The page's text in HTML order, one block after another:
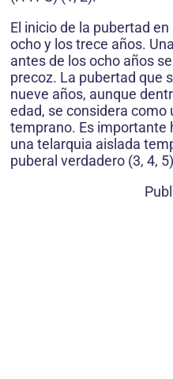
El inicio de la pubertad
ocho y los trece años.
antes de los ocho años
precoz. La pubertad que
nueve años, aunque
edad, se considera como
temprano. Es importante
una telarquia aislada
puberal verdadero (3, 4,